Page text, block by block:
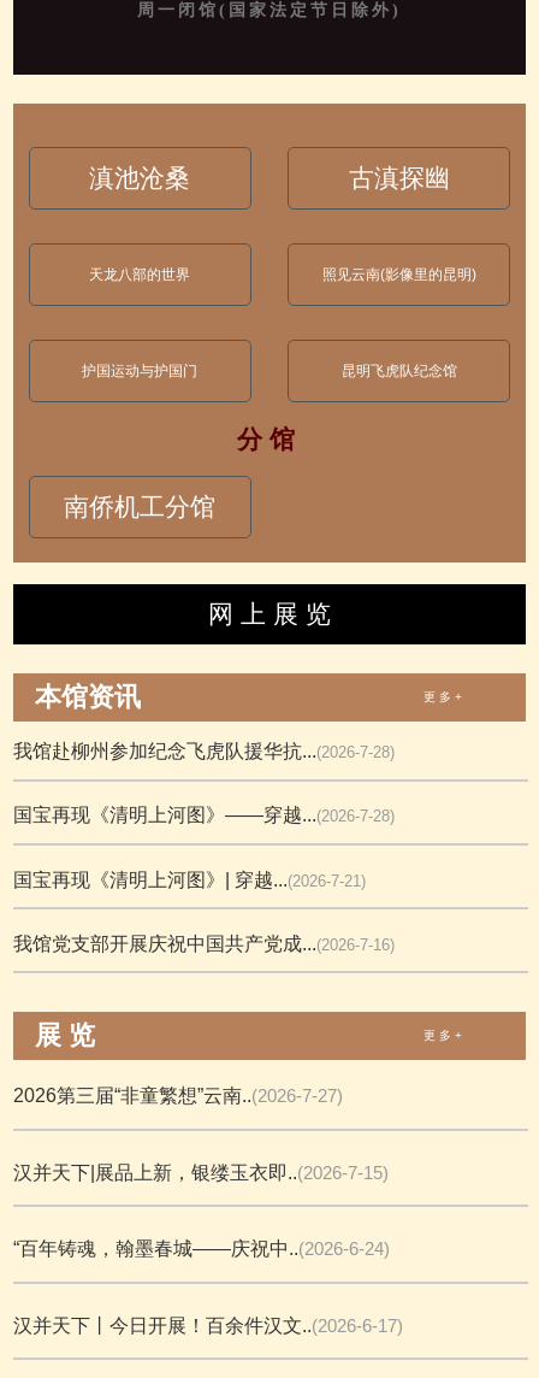
周一闭馆(国家法定节日除外)
滇池沧桑 古滇探幽
天龙八部的世界 照见云南(影像里的昆明)
护国运动与护国门 昆明飞虎队纪念馆
分 馆
南侨机工分馆
网 上 展 览
本馆资讯 更 多 +
我馆赴柳州参加纪念飞虎队援华抗...(2026-7-28)
国宝再现《清明上河图》——穿越...(2026-7-28)
国宝再现《清明上河图》| 穿越...(2026-7-21)
我馆党支部开展庆祝中国共产党成...(2026-7-16)
展 览 更 多 +
2026第三届“非童繁想”云南..(2026-7-27)
汉并天下|展品上新，银缕玉衣即..(2026-7-15)
“百年铸魂，翰墨春城——庆祝中..(2026-6-24)
汉并天下丨今日开展！百余件汉文..(2026-6-17)